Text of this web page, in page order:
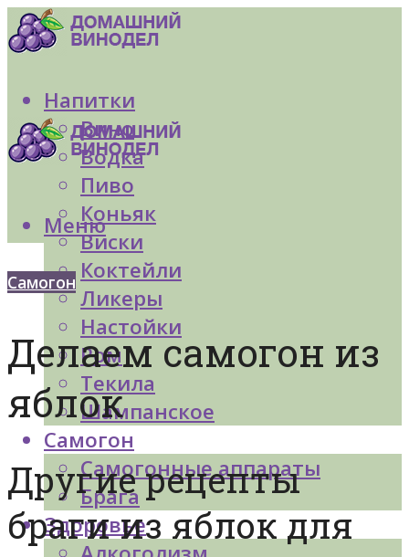
Напитки
Вино
Водка
Пиво
Коньяк
Виски
Коктейли
Ликеры
Настойки
Ром
Текила
Шампанское
Самогон
Самогонные аппараты
Брага
Здоровье
Меню
Самогон
Делаем самогон из
яблок
Другие рецепты
браги из яблок для